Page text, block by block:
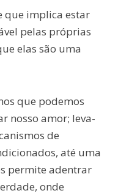
que implica estar
pelas próprias
elas são uma
que podemos
nosso amor; leva-
de
até uma
permite adentrar
onde